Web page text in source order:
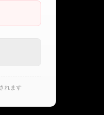
れます